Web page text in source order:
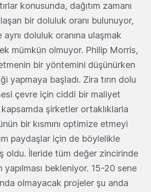
konusunda, dağıtım zamanı
bir doluluk oranı bulunuyor,
doluluk oranına ulaşmak
mümkün olmuyor. Philip Morris,
bir yöntemini düşünürken
yapmaya başladı. Zira tırın dolu
çevre için ciddi bir maliyet
şirketler ortaklıklarla
bir kısmını optimize etmeyi
paydaşlar için de böylelikle
oldu. İleride tüm değer zincirinde
yapılması bekleniyor. 15-20 sene
olmayacak projeler şu anda